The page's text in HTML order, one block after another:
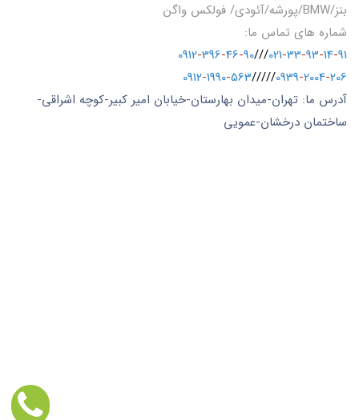
بنز/BMW/پورشه/آئودی/ فولکس واگن
شماره های تماس ما:
021-33-93-14-91
///
0912-396-46-90
0939-2004-206
/////
0912-1990-563
آدرس ما: تهران-میدان بهارستان-خیابان امیر کبیر-کوچه اشراقی-
ساختمان درخشان-عمویی